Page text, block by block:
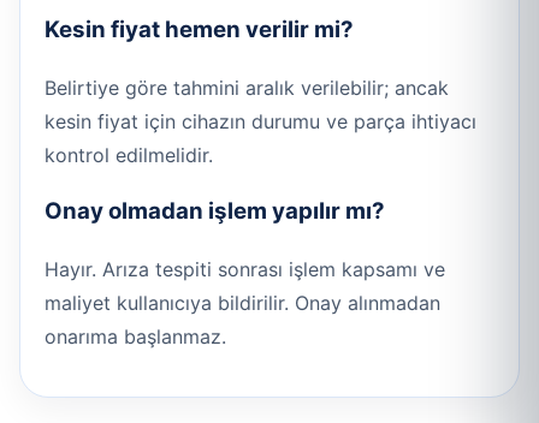
Kesin fiyat hemen verilir mi?
Belirtiye göre tahmini aralık verilebilir; ancak
kesin fiyat için cihazın durumu ve parça ihtiyacı
kontrol edilmelidir.
Onay olmadan işlem yapılır mı?
Hayır. Arıza tespiti sonrası işlem kapsamı ve
maliyet kullanıcıya bildirilir. Onay alınmadan
onarıma başlanmaz.